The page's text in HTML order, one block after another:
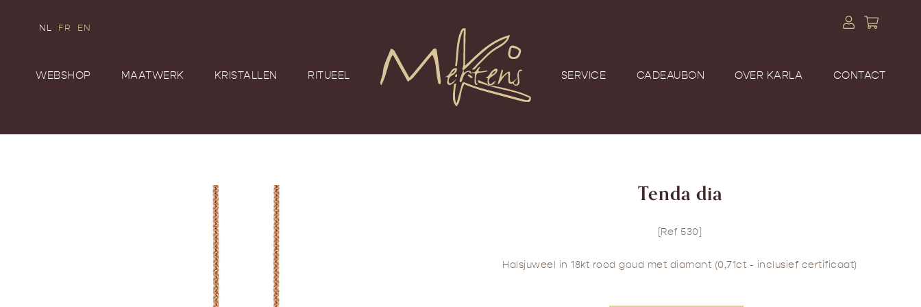
NL FR EN
WEBSHOP MAATWERK KRISTALLEN RITUEEL SERVICE CADEAUBON OVER KARLA CONTACT
Tenda dia
[Ref 530]
Halsjuweel in 18kt rood goud met diamant (0,71ct - inclusief certificaat)